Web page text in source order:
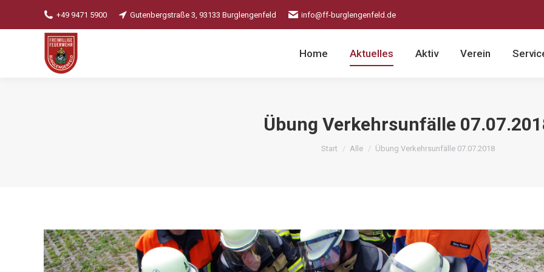
+49 9471 5900 Gutenbergstraße 3, 93133 Burglengenfeld info@ff-burglengenfeld.de
Home Aktuelles Aktiv Verein
Übung Verkehrsunfälle
Sie befinden sich hier:
Start Alle Übung Verkehrsunfälle 07.07.2018